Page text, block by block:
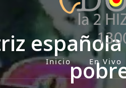
P
r
Inicio En Vivo